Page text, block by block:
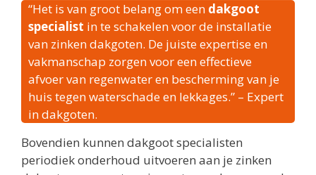
“Het is van groot belang om een dakgoot
specialist in te schakelen voor de installatie
van zinken dakgoten. De juiste expertise en
vakmanschap zorgen voor een effectieve
afvoer van regenwater en bescherming van je
huis tegen waterschade en lekkages.” – Expert
in dakgoten.
Bovendien kunnen dakgoot specialisten
periodiek onderhoud uitvoeren aan je zinken